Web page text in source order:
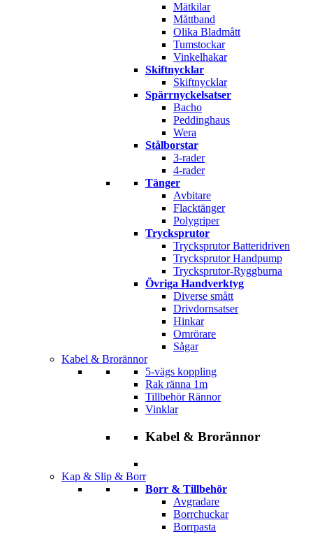
Mätkilar
Måttband
Olika Bladmått
Tumstockar
Vinkelhakar
Skiftnycklar
Skiftnycklar
Spärrnyckelsatser
Bacho
Peddinghaus
Wera
Stålborstar
3-rader
4-rader
Tänger
Avbitare
Flacktänger
Polygriper
Trycksprutor
Trycksprutor Batteridriven
Trycksprutor Handpump
Trycksprutor-Ryggburna
Övriga Handverktyg
Diverse smått
Drivdornsatser
Hinkar
Omrörare
Sågar
Kabel & Brorännor
5-vägs koppling
Rak ränna 1m
Tillbehör Rännor
Vinklar
Kabel & Brorännor
Kap & Slip & Borr
Borr & Tillbehör
Avgradare
Borrchuckar
Borrpasta